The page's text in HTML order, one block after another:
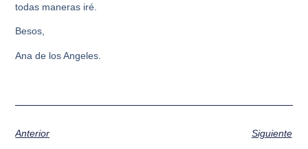
todas maneras iré.
Besos,
Ana de los Angeles.
Anterior Siguiente